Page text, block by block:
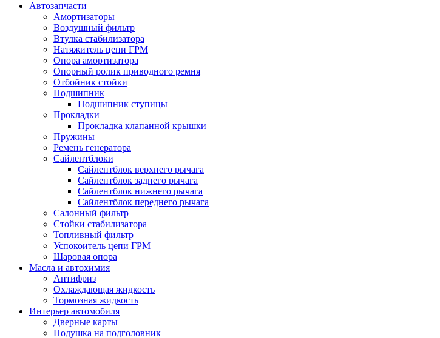
Автозапчасти
Амортизаторы
Воздушный фильтр
Втулка стабилизатора
Натяжитель цепи ГРМ
Опора амортизатора
Опорный ролик приводного ремня
Отбойник стойки
Подшипник
Подшипник ступицы
Прокладки
Прокладка клапанной крышки
Пружины
Ремень генератора
Сайлентблоки
Сайлентблок верхнего рычага
Сайлентблок заднего рычага
Сайлентблок нижнего рычага
Сайлентблок переднего рычага
Салонный фильтр
Стойки стабилизатора
Топливный фильтр
Успокоитель цепи ГРМ
Шаровая опора
Масла и автохимия
Антифриз
Охлаждающая жидкость
Тормозная жидкость
Интерьер автомобиля
Дверные карты
Подушка на подголовник